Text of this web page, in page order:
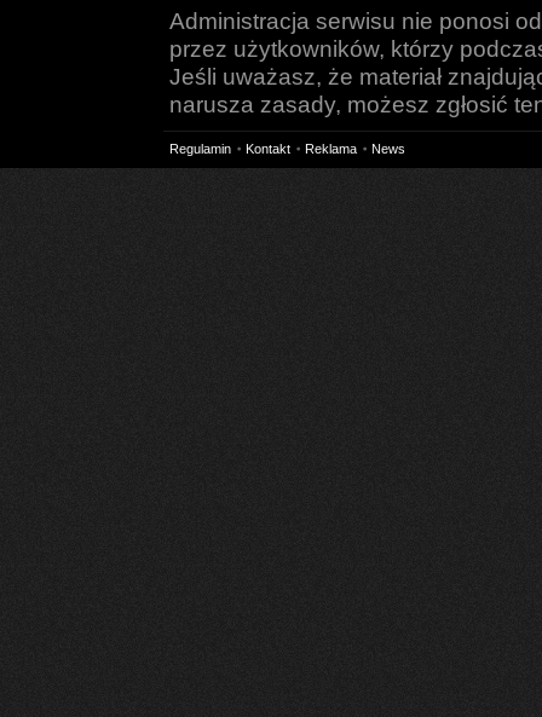
Administracja serwisu nie ponosi
przez użytkowników, którzy
Jeśli uważasz, że materiał
narusza zasady, możesz zgłosić
Regulamin Kontakt Reklama News